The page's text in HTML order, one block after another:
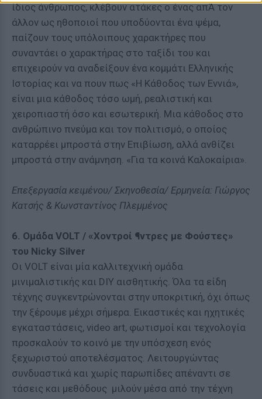
ίδιος άνθρωπος, κλέβουν ατάκες ο ένας απΆ τον
άλλον ως ηθοποιοί που υποδύονται ένα ψέμα,
παίζουν τους υπόλοιπους χαρακτήρες που
συναντάει ο χαρακτήρας στο ταξίδι του και
επιχειρούν να αναδείξουν ένα κομμάτι Ελληνικής
Ιστορίας και να πουν πως «Η Κάθοδος των Εννιά»,
είναι μια κάθοδος τόσο ωμή, ρεαλιστική και
χειροπιαστή όσο και εσωτερική. Μια κάθοδος στο
ανθρώπινο πνεύμα και τον πολιτισμό, ο οποίος
καταρρέει μπροστά στην Επιβίωση, αλλά ανθίζει
μπροστά στην ανάμνηση. «Για τα κοινά Καλοκαίρια».
Επεξεργασία κειμένου/ Σκηνοθεσία/ Ερμηνεία: Γιώργος
Κατσής & Κωνσταντίνος Πλεμμένος
6. Ομάδα VOLT / «Χοντροί ¶ντρες με Φούστες»
του Nicky Silver
Οι VOLT είναι μία καλλιτεχνική ομάδα
μινιμαλιστικής και DIY αισθητικής. Όλα τα είδη
τέχνης συγκεντρώνονται στην υποκριτική, όχι όπως
την ξέρουμε μέχρι σήμερα. Εικαστικές και ηχητικές
εγκαταστάσεις, video art, φωτισμοί και τεχνολογία
προσκαλούν το κοινό με την υπόσχεση ενός
ξεχωριστού αποτελέσματος. Λειτουργώντας
συνδυαστικά και χωρίς παρωπίδες απέναντι σε
τάσεις και μεθόδους μιλούν μέσα από την τέχνη